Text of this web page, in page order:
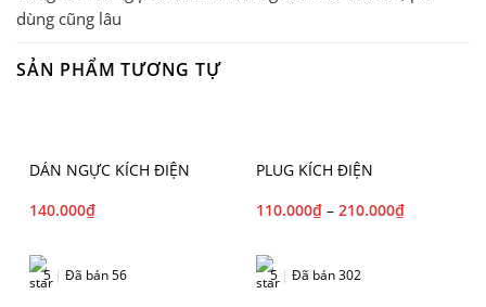
dùng cũng lâu
SẢN PHẨM TƯƠNG TỰ
DÁN NGỰC KÍCH ĐIỆN
140.000₫
5 | Đã bán 56
PLUG KÍCH ĐIỆN
110.000₫ – 210.000₫
5 | Đã bán 302